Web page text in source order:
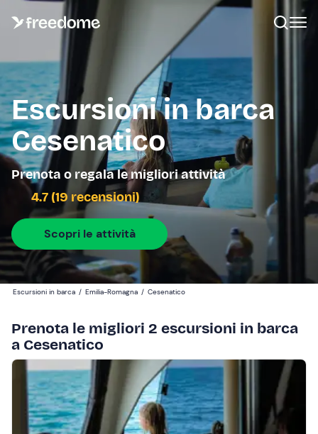
Escursioni in barca
Cesenatico
Prenota o regala le migliori attività
4.7 (19 recensioni)
Scopri le attività
Escursioni in barca / Emilia-Romagna / Cesenatico
Prenota le migliori 2 escursioni in barca
a Cesenatico